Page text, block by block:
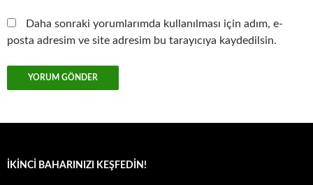
Daha sonraki yorumlarımda kullanılması için adım, e-
posta adresim ve site adresim bu tarayıcıya kaydedilsin.
İKINCI BAHARINIZI KEŞFEDIN!